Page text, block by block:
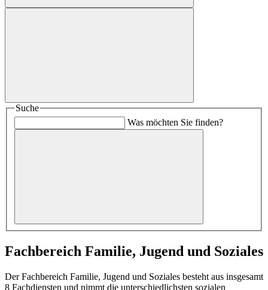
Suche
Was möchten Sie finden?
Fachbereich Familie, Jugend und Soziales
Der Fachbereich Familie, Jugend und Soziales besteht aus insgesamt
8 Fachdiensten und nimmt die unterschiedlichsten sozialen